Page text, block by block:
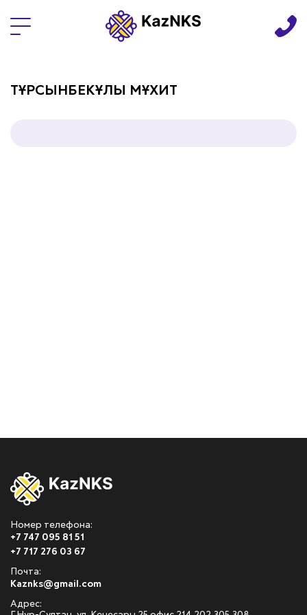
ТҰРСЫНБЕКҰЛЫ МҰХИТ
Номер телефона:
+7 747 095 81 51
+7 717 276 03 67
Почта:
Kaznks@gmail.com
Адрес: